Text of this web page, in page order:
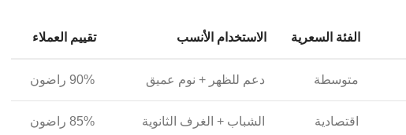
الفئة السعرية الاستخدام الأنسب تقييم العملاء
متوسطة دعم للظهر + نوم عميق 90% راضون
اقتصادية الشباب + الغرف الثانوية 85% راضون